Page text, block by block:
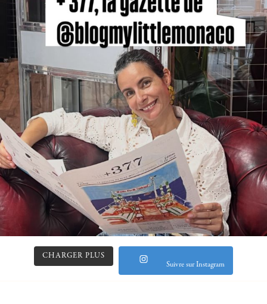
CHARGER PLUS
Suivre sur Instagram